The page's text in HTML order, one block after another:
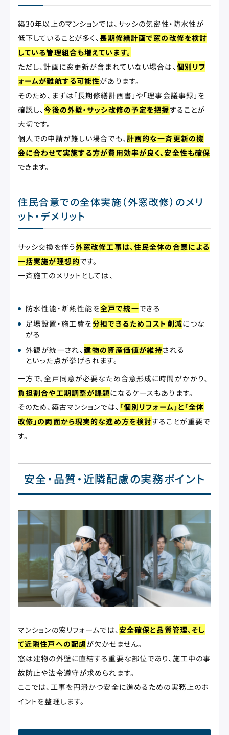
築30年以上のマンションでは、サッシの気密性・防水性が
低下していることが多く、長期修繕計画で窓の改修を検討
している管理組合も増えています。
ただし、計画に窓更新が含まれていない場合は、個別リフ
ォームが難航する可能性があります。
そのため、まずは「長期修繕計画書」や「理事会議事録」を
確認し、今後の外壁・サッシ改修の予定を把握することが
大切です。
個人での申請が難しい場合でも、計画的な一斉更新の機
会に合わせて実施する方が費用効率が良く、安全性も確保
できます。
住民合意での全体実施（外窓改修）のメリ
ット・デメリット
サッシ交換を伴う外窓改修工事は、住民全体の合意による
一括実施が理想的です。
一斉施工のメリットとしては、
防水性能・断熱性能を全戸で統一できる
足場設置・施工費を分担できるためコスト削減につな
がる
外観が統一され、建物の資産価値が維持される
といった点が挙げられます。
一方で、全戸同意が必要なため合意形成に時間がかかり、
負担割合や工期調整が課題になるケースもあります。
そのため、築古マンションでは、 「個別リフォーム」と「全体
改修」の両面から現実的な進め方を検討することが重要で
す。
安全・品質・近隣配慮の実務ポイント
マンションの窓リフォームでは、安全確保と品質管理、そし
て近隣住戸への配慮が欠かせません。
窓は建物の外壁に直結する重要な部位であり、施工中の事
故防止や法令遵守が求められます。
ここでは、工事を円滑かつ安全に進めるための実務上のポ
イントを整理します。